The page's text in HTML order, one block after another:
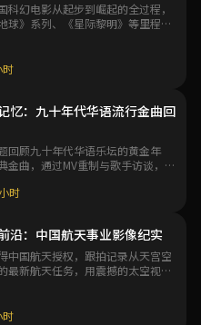
专题
展史专题，从默片时代到
的演变脉络与代表性作
深厚底蕴。
科幻电影从起步到崛起的全过程，
球》系列、《星际黎明》等里程碑
时
忆：九十年代华语流行金曲回
回顾九十年代华语乐坛的黄金年
金曲，通过MV重制与歌手访谈，带
时
沿：中国航天事业影像纪实
中国航天授权，跟拍记录从天宫空
最新航天任务，用震撼的太空视角
时